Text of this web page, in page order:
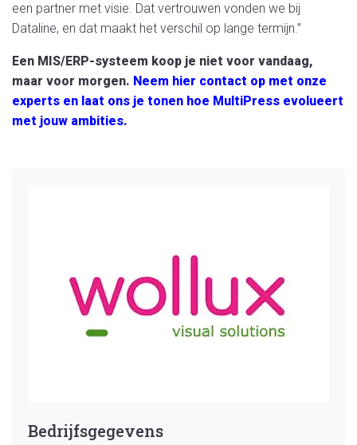
een partner met visie. Dat vertrouwen vonden we bij
Dataline, en dat maakt het verschil op lange termijn.”
Een MIS/ERP-systeem koop je niet voor vandaag,
maar voor morgen. Neem hier contact op met onze
experts en laat ons je tonen hoe MultiPress evolueert
met jouw ambities.
Bedrijfsgegevens